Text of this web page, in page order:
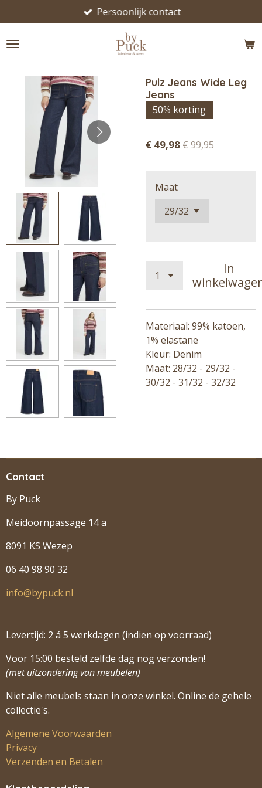
direct
naar
Persoonlijk contact
Pulz Jeans Wide Leg
Jeans
50% korting
€ 49,98€ 99,95
Maat
In
Materiaal: 99% katoen,
1% elastane
Kleur: Denim
Maat: 28/32 - 29/32 -
30/32 - 31/32 - 32/32
Contact
By Puck
Meidoornpassage 14 a
8091 KS Wezep
06 40 98 90 32
info@bypuck.nl
Levertijd: 2 á 5 werkdagen (indien op voorraad)
Voor 15:00 besteld zelfde dag nog verzonden!
(met uitzondering van meubelen)
Niet alle meubels staan in onze winkel. Online de gehele
collectie's.
Algemene Voorwaarden
Privacy
Verzenden en Betalen